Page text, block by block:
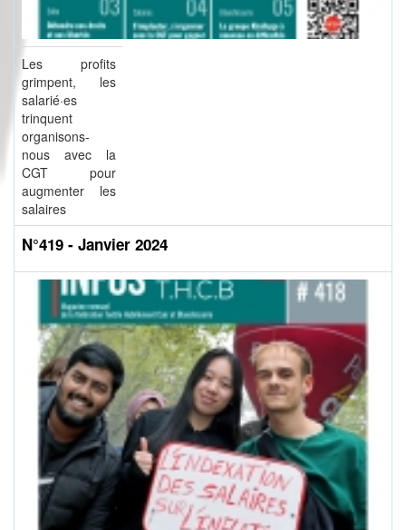
Les profits
grimpent, les
salarié·es
trinquent
organisons-
nous avec la
CGT pour
augmenter les
salaires
N°419 - Janvier 2024